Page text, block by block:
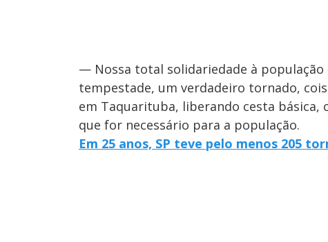
— Nossa total solidariedade à
tempestade, um verdadeiro tornado,
em Taquarituba, liberando cesta
que for necessário para a população.
Em 25 anos, SP teve pelo menos 205